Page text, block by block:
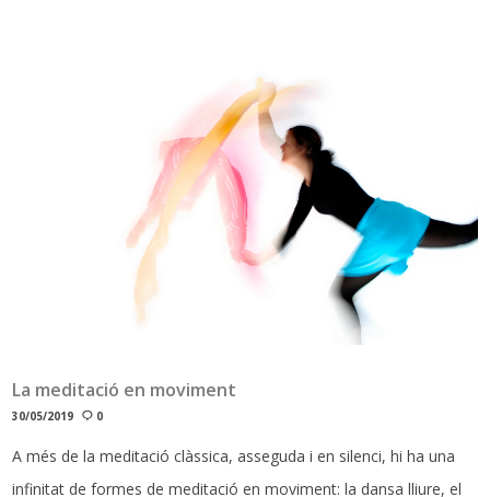
La meditació en moviment
30/05/2019 0
A més de la meditació clàssica, asseguda i en silenci, hi ha una
infinitat de formes de meditació en moviment: la dansa lliure, el